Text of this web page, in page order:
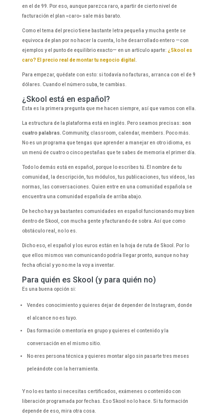
en el de 99. Por eso, aunque parezca raro, a partir de cierto nivel de
facturación el plan «caro» sale más barato.
Como el tema del precio tiene bastante letra pequeña y mucha gente se
equivoca de plan por no hacer la cuenta, lo he desarrollado entero —con
ejemplos y el punto de equilibrio exacto— en un artículo aparte: ¿Skool es
caro? El precio real de montar tu negocio digital
Para empezar, quédate con esto: si todavía no facturas, arranca con el de 9
dólares. Cuando el número suba, te cambias.
¿Skool está en español?
Esta es la primera pregunta que me hacen siempre, así que vamos con ella.
La estructura de la plataforma está en inglés. Pero seamos precisas: son
cuatro palabras. Community, classroom, calendar, members. Poco más.
No es un programa que tengas que aprender a manejar en otro idioma, es
un menú de cuatro o cinco pestañas que te sabes de memoria el primer día.
Todo lo demás está en español, porque lo escribes tú. El nombre de tu
comunidad, la descripción, tus módulos, tus publicaciones, tus vídeos, las
normas, las conversaciones. Quien entre en una comunidad española se
encuentra una comunidad española de arriba abajo.
De hecho hay ya bastantes comunidades en español funcionando muy bien
dentro de Skool, con mucha gente y facturando de sobra. Así que como
obstáculo real, no lo es.
Dicho eso, el español y los euros están en la hoja de ruta de Skool. Por lo
que ellos mismos van comunicando podría llegar pronto, aunque no hay
fecha oficial y yo no me la voy a inventar.
Para quién es Skool (y para quién no)
Es una buena opción si:
Vendes conocimiento y quieres dejar de depender de Instagram, donde
el alcance no es tuyo.
Das formación o mentoría en grupo y quieres el contenido y la
conversación en el mismo sitio.
No eres persona técnica y quieres montar algo sin pasarte tres meses
peleándote con la herramienta.
Y no lo es tanto si necesitas certificados, exámenes o contenido con
liberación programada por fechas. Eso Skool no lo hace. Si tu formación
depende de eso, mira otra cosa.